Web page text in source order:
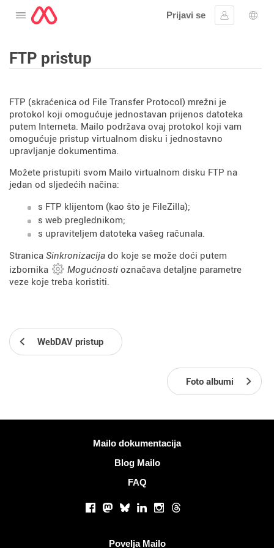
Otvorite izbornik
Prijavi se
Prijaviti se
FTP pristup
FTP (skraćenica od File Transfer Protocol) mrežni je
protokol koji omogućuje jednostavan prijenos datoteka
putem Interneta. Mailo podržava ovaj protokol koji vam
omogućuje pristup virtualnom disku i jednostavno
upravljanje dokumentima.
Možete pristupiti svom Mailo virtualnom disku FTP na
jedan od sljedećih načina:
s FTP klijentom (kao što je FileZilla);
s web preglednikom;
s upraviteljem datoteka vašeg računala.
Stranica Sinkronizacija do koje se može doći putem
izbornika
Mogućnosti označava detaljne parametre
veze koje treba koristiti.
WebDAV pristup
Foto albumi
Mailo dokumentacija
Blog Mailo
FAQ
Facebook
Mastodon
BlueskyLinkedInInstagram
Threads
Povelja Mailo